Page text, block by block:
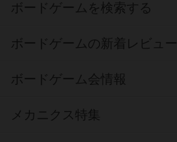
ボードゲームを検索する
ボードゲームの新着レビュー
ボードゲーム会情報
メカニクス特集